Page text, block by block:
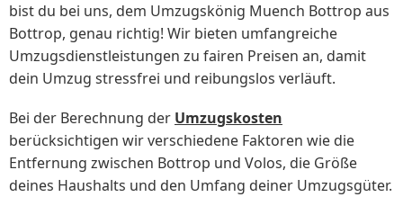
bist du bei uns, dem Umzugskönig Muench Bottrop aus
Bottrop, genau richtig! Wir bieten umfangreiche
Umzugsdienstleistungen zu fairen Preisen an, damit
dein Umzug stressfrei und reibungslos verläuft.
Bei der Berechnung der Umzugskosten
berücksichtigen wir verschiedene Faktoren wie die
Entfernung zwischen Bottrop und Volos, die Größe
deines Haushalts und den Umfang deiner Umzugsgüter.